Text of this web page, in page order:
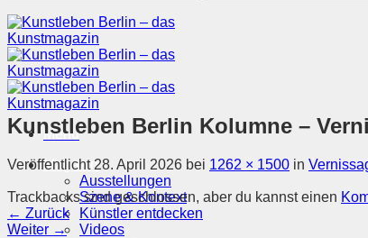
Menü
Magazin
Ausstellungen
Szene & Kontext
Künstler entdecken
Videos
Kunstleben Berlin Kolumne –
Veröffentlicht 28. April 2026 bei 1262 × 1500 in
Trackbacks sind geschlossen, aber du kannst einen
← Zurück
Weiter →